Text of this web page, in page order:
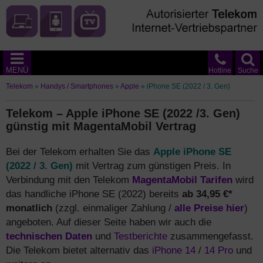
Suche
Hotline
MENÜ
Telekom » Handys / Smartphones » Apple » iPhone SE (2022 / 3. Gen)
Telekom – Apple iPhone SE (2022 /3. Gen)
günstig mit MagentaMobil Vertrag
Bei der Telekom erhalten Sie das Apple iPhone SE
(2022 / 3. Gen) mit Vertrag zum günstigen Preis. In
Verbindung mit den Telekom MagentaMobil Tarifen wird
das handliche iPhone SE (2022) bereits ab 34,95 €*
monatlich (zzgl. einmaliger Zahlung / alle Preise hier)
angeboten. Auf dieser Seite haben wir auch die
technischen Daten und Testberichte zusammengefasst.
Die Telekom bietet alternativ das iPhone 14 / 14 Pro und